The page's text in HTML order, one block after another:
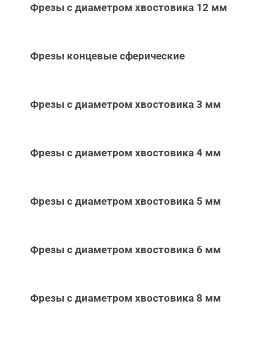
Фрезы с диаметром хвостовика 12 мм
Фрезы концевые сферические
Фрезы с диаметром хвостовика 3 мм
Фрезы с диаметром хвостовика 4 мм
Фрезы с диаметром хвостовика 5 мм
Фрезы с диаметром хвостовика 6 мм
Фрезы с диаметром хвостовика 8 мм